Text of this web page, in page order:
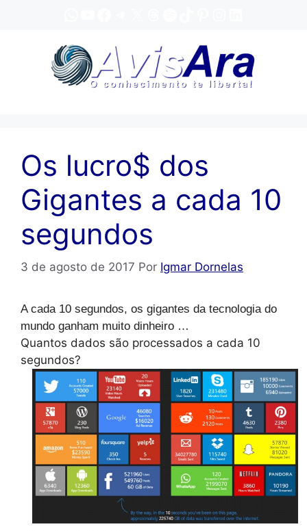
Os lucro$ dos
Gigantes a cada 10
segundos
3 de agosto de 2017 Por Igmar Dornelas
A cada 10 segundos, os gigantes da tecnologia do
mundo ganham muito dinheiro …
Quantos dados são processados ​​a cada 10
segundos?